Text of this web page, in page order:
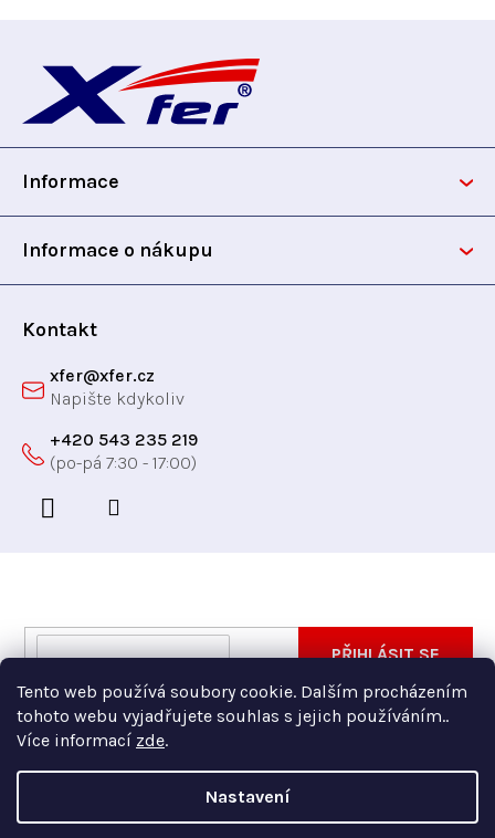
Tento web používá soubory cookie. Dalším procházením
tohoto webu vyjadřujete souhlas s jejich používáním..
Více informací zde.
Nastavení
p
Informace
Informace o nákupu
Kontakt
xfer@xfer.cz
+420 543 235 219
Vložte svůj e-mail a my vám budeme zasílat informace
E-
Vložením e-mailu souhlasíte spodmínkami ochrany
osobních údajů
PŘIHLÁSIT SE
Copyright 2026Xfer. Všechna práva vyhrazena.